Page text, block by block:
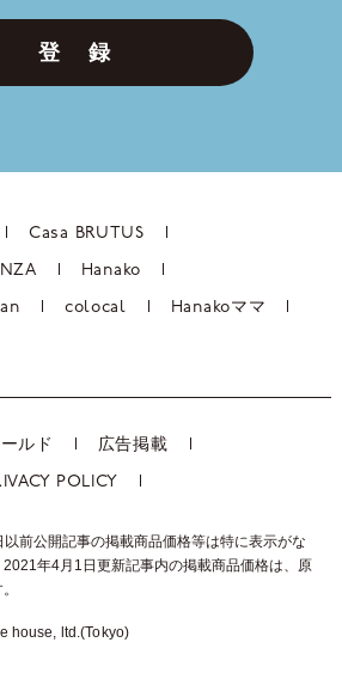
登 録
Casa BRUTUS
Hanako
colocal Hanakoママ
ルド 広告掲載
POLICY
前公開記事の掲載商品価格等は特に表示がな
年4月1日更新記事内の掲載商品価格は、 原
house, ltd.(Tokyo)